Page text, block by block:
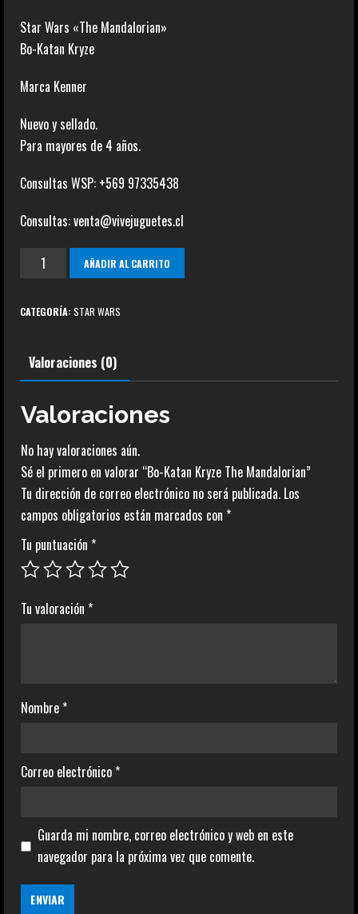
original
era:
actual
Star Wars «The Mandalorian»
Bo-Katan Kryze
Marca Kenner
Nuevo y sellado.
Para mayores de 4 años.
Consultas WSP: +569 97335438
Consultas: venta@vivejuguetes.cl
The
cantidad
AÑADIR AL CARRITO
CATEGORÍA: STAR WARS
Valoraciones (0)
Valoraciones
No hay valoraciones aún.
Sé el primero en valorar “Bo-Katan Kryze The Mandalorian”
Tu dirección de correo electrónico no será publicada. Los
campos obligatorios están marcados con *
Tu puntuación *
Tu valoración *
Nombre *
Correo electrónico *
Guarda mi nombre, correo electrónico y web en este
navegador para la próxima vez que comente.